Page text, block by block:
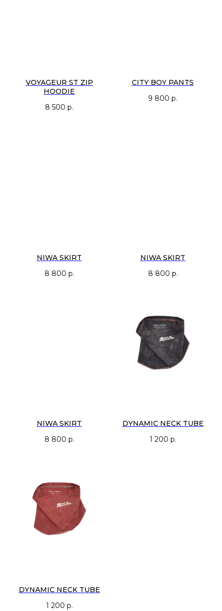
VOYAGEUR ST ZIP
HOODIE
8 500 р.
CITY BOY PANTS
9 800 р.
NIWA SKIRT
8 800 р.
NIWA SKIRT
8 800 р.
NIWA SKIRT
8 800 р.
DYNAMIC NECK TUBE
1 200 р.
DYNAMIC NECK TUBE
1 200 р.